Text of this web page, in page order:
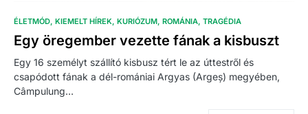
ÉLETMÓD KIEMELT HÍREK KURIÓZUM ROMÁNIA TRAGÉDIA
Egy öregember vezette fának a kisbuszt
Egy 16 személyt szállító kisbusz tért le az úttestről és
csapódott fának a dél-romániai Argyas (Argeș) megyében,
Câmpulung…